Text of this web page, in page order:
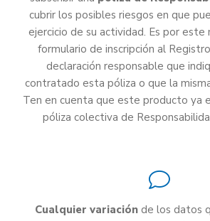
cubrir los posibles riesgos en que
ejercicio de su actividad. Es por
formulario de inscripción al
declaración responsable que
contratado esta póliza o que la
Ten en cuenta que este producto ya
póliza colectiva de
Cualquier variación de los datos